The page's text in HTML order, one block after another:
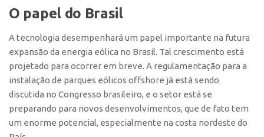
Bolsa Startup USP
Prêmio USP de Empreendedorismo
Entidades
Pesquisa
EMBRAPIIs
O papel do Brasil
A tecnologia desempenhará um papel importante na futura
expansão da energia eólica no Brasil. Tal crescimento está
projetado para ocorrer em breve. A regulamentação para a
instalação de parques eólicos offshore já está sendo
discutida no Congresso brasileiro, e o setor está se
preparando para novos desenvolvimentos, que de fato tem
um enorme potencial, especialmente na costa nordeste do